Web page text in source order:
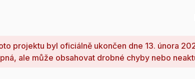
projektu byl oficiálně ukončen dne 13. února
ale může obsahovat drobné chyby nebo